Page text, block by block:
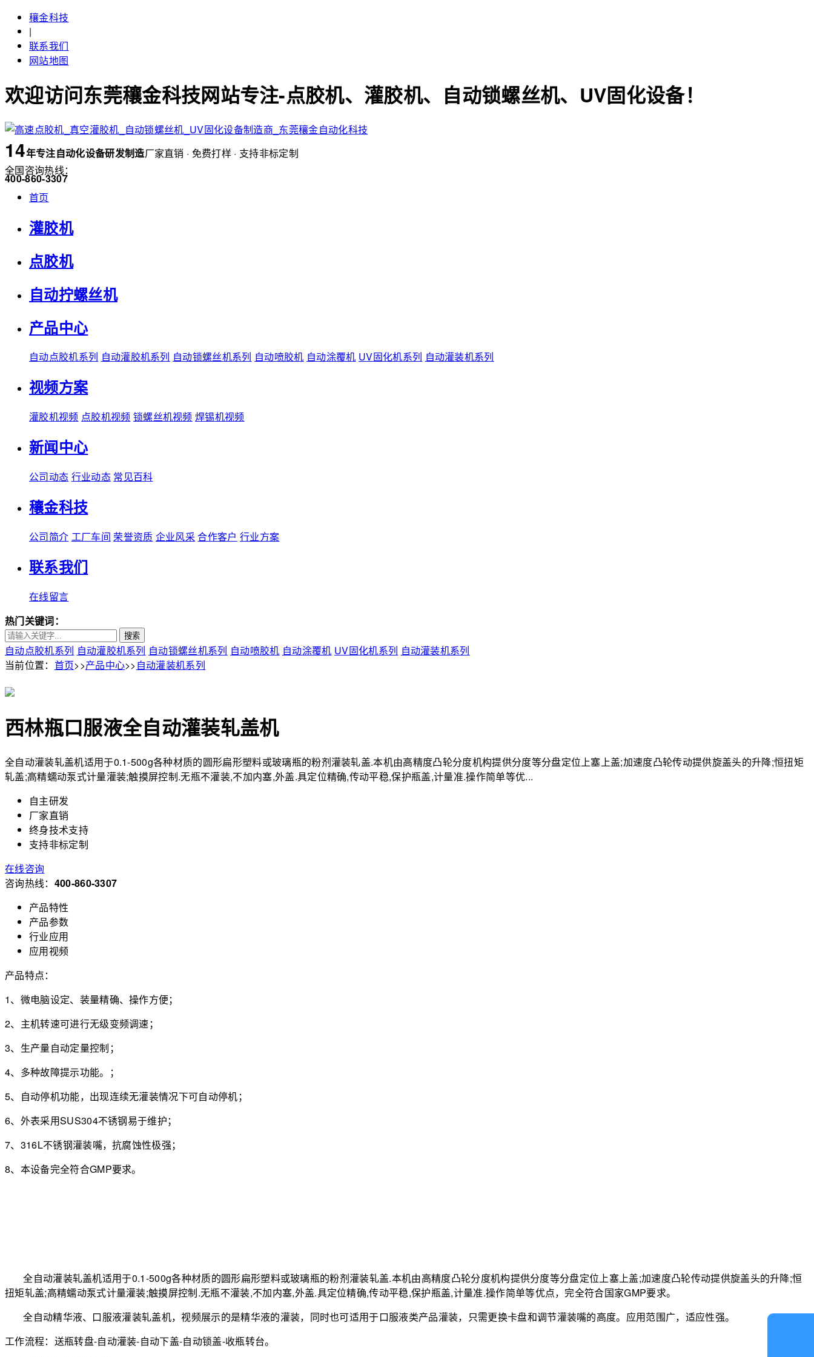
穰金科技
|
联系我们
网站地图
欢迎访问东莞穰金科技网站专注-点胶机、灌胶机、自动锁螺丝机、UV固化设备！
14年专注自动化设备研发制造厂家直销 · 免费打样 · 支持非标定制
全国咨询热线：
400-860-3307
首页
灌胶机
点胶机
自动拧螺丝机
产品中心
自动点胶机系列 自动灌胶机系列 自动锁螺丝机系列 自动喷胶机 自动涂覆机 UV固化机系列 自动灌装机系列
视频方案
灌胶机视频 点胶机视频 锁螺丝机视频 焊锡机视频
新闻中心
公司动态 行业动态 常见百科
穰金科技
公司简介 工厂车间 荣誉资质 企业风采 合作客户 行业方案
联系我们
在线留言
热门关键词：
搜索
自动点胶机系列 自动灌胶机系列 自动锁螺丝机系列 自动喷胶机 自动涂覆机 UV固化机系列 自动灌装机系列
当前位置： 首页>>产品中心>> 自动灌装机系列
西林瓶口服液全自动灌装轧盖机
全自动灌装轧盖机适用于0.1-500g各种材质的圆形扁形塑料或玻璃瓶的粉剂灌装轧盖.本机由高精度凸轮分度机构提供分度等分盘定位上塞上盖;加速度凸轮传动提供旋盖头的升降;恒扭矩
轧盖;高精蠕动泵式计量灌装;触摸屏控制.无瓶不灌装,不加内塞,外盖.具定位精确,传动平稳,保护瓶盖,计量准.操作简单等优...
自主研发
厂家直销
终身技术支持
支持非标定制
在线咨询
咨询热线： 400-860-3307
产品特性
产品参数
行业应用
应用视频
产品特点：
1、微电脑设定、装量精确、操作方便；
2、主机转速可进行无级变频调速；
3、生产量自动定量控制；
4、多种故障提示功能。；
5、自动停机功能，出现连续无灌装情况下可自动停机；
6、外表采用SUS304不锈钢易于维护；
7、316L不锈钢灌装嘴，抗腐蚀性极强；
8、本设备完全符合GMP要求。
全自动灌装轧盖机适用于0.1-500g各种材质的圆形扁形塑料或玻璃瓶的粉剂灌装轧盖.本机由高精度凸轮分度机构提供分度等分盘定位上塞上盖;加速度凸轮传动提供旋盖头的升降;恒
扭矩轧盖;高精蠕动泵式计量灌装;触摸屏控制.无瓶不灌装,不加内塞,外盖.具定位精确,传动平稳,保护瓶盖,计量准.操作简单等优点，完全符合国家GMP要求。
全自动精华液、口服液灌装轧盖机，视频展示的是精华液的灌装，同时也可适用于口服液类产品灌装，只需更换卡盘和调节灌装嘴的高度。应用范围广，适应性强。
工作流程：送瓶转盘-自动灌装-自动下盖-自动锁盖-收瓶转台。